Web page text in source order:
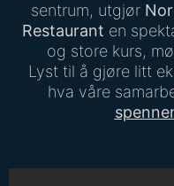
sentrum, utgjør
Restaurant en
og store kurs,
Lyst til å gjøre litt
hva våre